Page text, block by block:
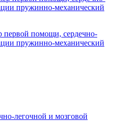
помощи, сердечно-
пружинно-механический